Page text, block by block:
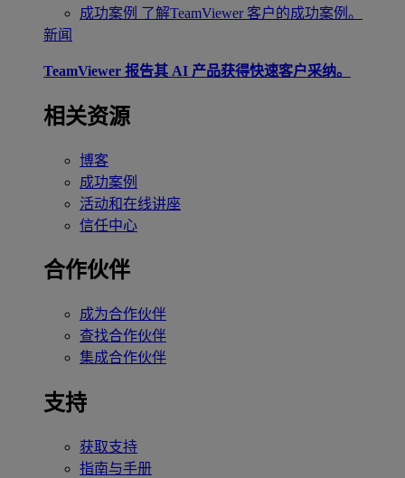
成功案例 了解TeamViewer 客户的成功案例。
新闻
TeamViewer 报告其 AI 产品获得快速客户采纳。
相关资源
博客
成功案例
活动和在线讲座
信任中心
合作伙伴
成为合作伙伴
查找合作伙伴
集成合作伙伴
支持
获取支持
指南与手册